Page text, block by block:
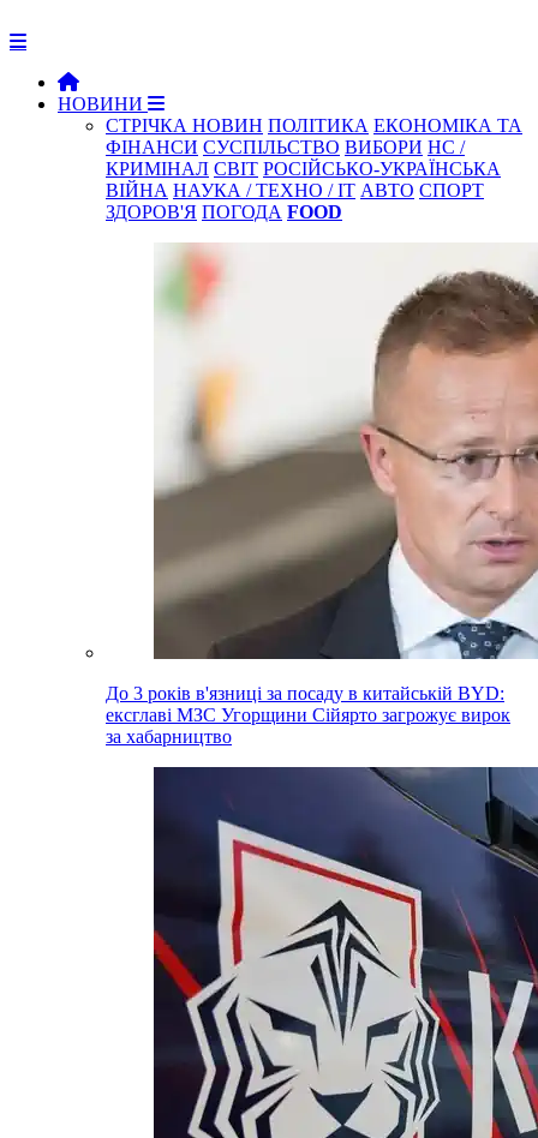
НОВИНИ
СТРІЧКА НОВИН ПОЛІТИКА ЕКОНОМІКА ТА
ФІНАНСИ СУСПІЛЬСТВО ВИБОРИ НС /
КРИМІНАЛ СВІТ РОСІЙСЬКО-УКРАЇНСЬКА
ВІЙНА НАУКА / ТЕХНО / IT АВТО СПОРТ
ЗДОРОВ'Я ПОГОДА FOOD
До 3 років в'язниці за посаду в китайській BYD:
ексглаві МЗС Угорщини Сійярто загрожує вирок
за хабарництво